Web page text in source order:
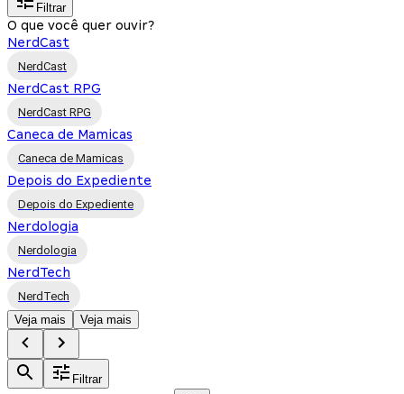
Filtrar
O que você quer ouvir?
NerdCast
NerdCast
NerdCast RPG
NerdCast RPG
Caneca de Mamicas
Caneca de Mamicas
Depois do Expediente
Depois do Expediente
Nerdologia
Nerdologia
NerdTech
NerdTech
Veja mais
Veja mais
Filtrar